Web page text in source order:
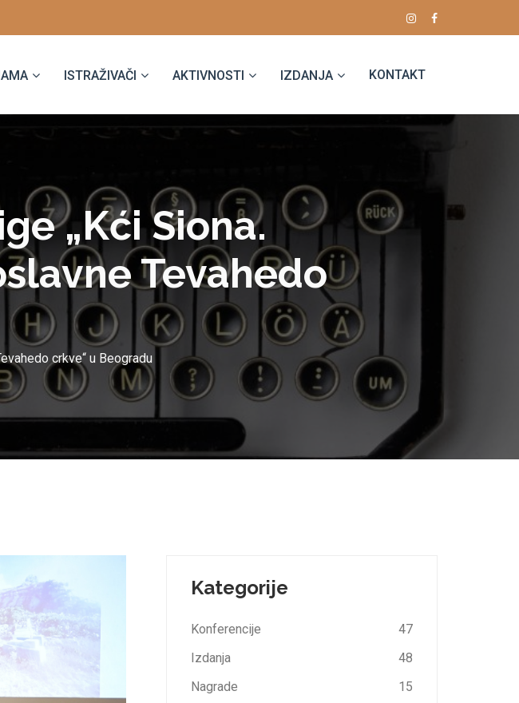
ISTRAŽIVAČI AKTIVNOSTI IZDANJA KONTAKT
„Kći Siona.
Tevahedo
crkve“ u Beogradu
Kategorije
Konferencije
47
Izdanja
48
Nagrade
15